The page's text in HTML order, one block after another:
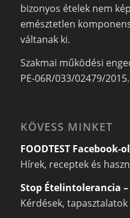
bizonyos ételek nem
emésztetlen
váltanak ki.
Szakmai működési
PE-06R/033/02479/2015.
KÖVESS MINKET
FOODTEST Facebook-
Hírek, receptek és
Stop Ételintolerancia
Kérdések,